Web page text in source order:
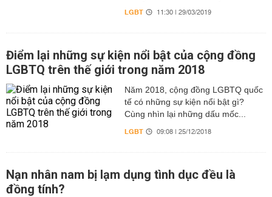
LGBT 11:30 | 29/03/2019
Điểm lại những sự kiện nổi bật của cộng đồng
LGBTQ trên thế giới trong năm 2018
Năm 2018, cộng đồng LGBTQ quốc
tế có những sự kiện nổi bật gì?
Cùng nhìn lại những dấu mốc...
LGBT 09:08 | 25/12/2018
Nạn nhân nam bị lạm dụng tình dục đều là
đồng tính?